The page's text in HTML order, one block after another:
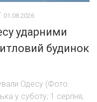
01.08.2026
ударними
будинок
Одесу (Фото:
у суботу, 1 серпня,